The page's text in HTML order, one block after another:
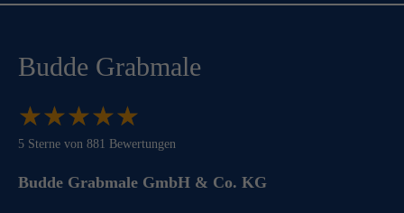
Budde Grabmale
★★★★★
★★★★★
5 Sterne von 881 Bewertungen
Budde Grabmale GmbH & Co. KG